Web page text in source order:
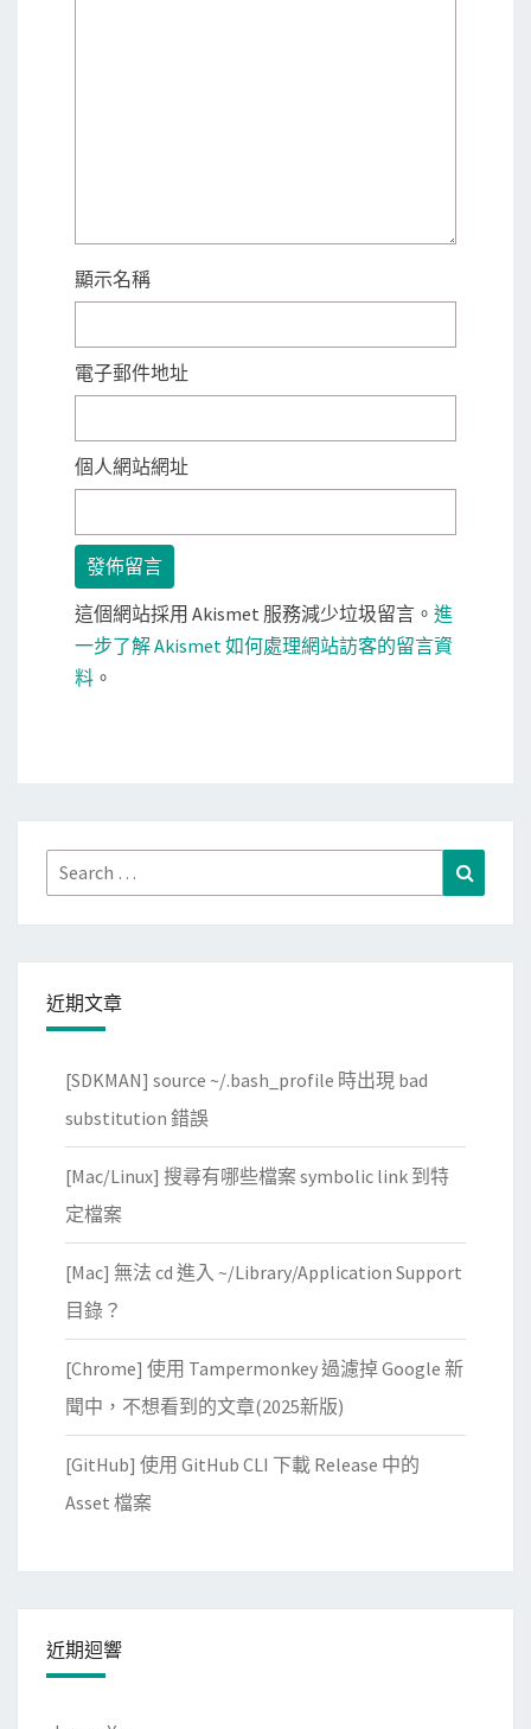
顯示名稱
電子郵件地址
個人網站網址
這個網站採用 Akismet 服務減少垃圾留言。 進
一步了解 Akismet 如何處理網站訪客的留言資
料 。
Search
for:
近期文章
[SDKMAN] source ~/.bash_profile 時出現 bad
substitution 錯誤
[Mac/Linux] 搜尋有哪些檔案 symbolic link 到特
定檔案
[Mac] 無法 cd 進入 ~/Library/Application Support
目錄？
[Chrome] 使用 Tampermonkey 過濾掉 Google 新
聞中，不想看到的文章(2025新版)
[GitHub] 使用 GitHub CLI 下載 Release 中的
Asset 檔案
近期迴響